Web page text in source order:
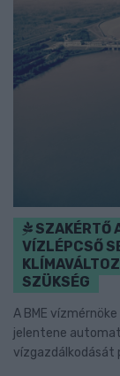
SZAKÉRTŐ
VÍZLÉPCSŐ
SZÜKSÉG
A BME
jelentene
vízgazdálkodását